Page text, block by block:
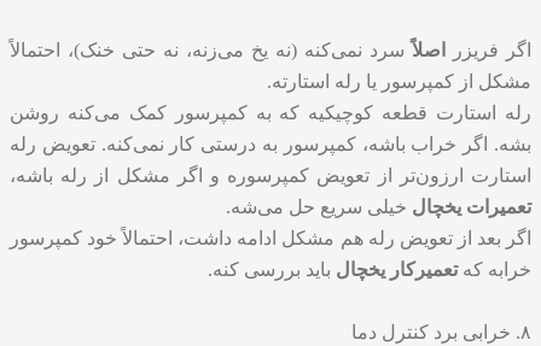
اگر فریزر اصلاًسرد نمی‌کنه (نه یخ می‌زنه، نه حتی خنک)، احتمالاً
مشکل از کمپرسور یا رله استارته.
رله استارت قطعه کوچیکیه که به کمپرسور کمک می‌کنه روشن
بشه. اگر خراب باشه، کمپرسور به درستی کار نمی‌کنه. تعویض رله
استارت ارزون‌تر از تعویض کمپرسوره و اگر مشکل از رله باشه،
تعمیرات یخچال خیلی سریع حل می‌شه.
اگر بعد از تعویض رله هم مشکل ادامه داشت، احتمالاً خود کمپرسور
خرابه کهتعمیرکار یخچال باید بررسی کنه.
۸. خرابی برد کنترل دما